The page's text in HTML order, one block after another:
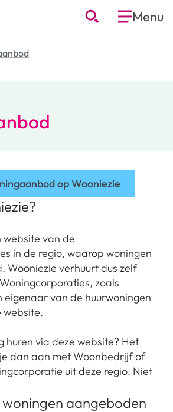
Menu
op Wooniezie
website van de
in de regio, waarop woningen
Wooniezie verhuurt dus zelf
zoals
eigenaar van de huurwoningen
website.
huren via deze website? Het
dan aan met Woonbedrijf of
uit deze regio. Niet
aangeboden